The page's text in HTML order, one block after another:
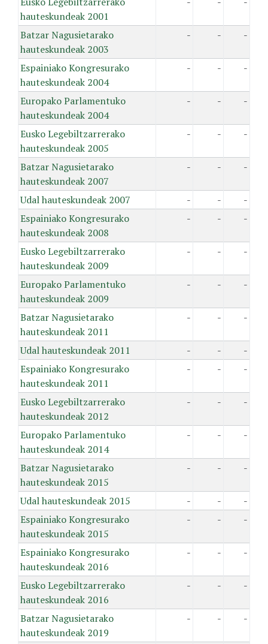
hauteskundeak 2001
Batzar Nagusietarako
hauteskundeak 2003
- - -
Espainiako Kongresurako
hauteskundeak 2004
- - -
Europako Parlamentuko
hauteskundeak 2004
- - -
Eusko Legebiltzarrerako
hauteskundeak 2005
- - -
Batzar Nagusietarako
hauteskundeak 2007
- - -
Udal hauteskundeak 2007 - -
-
Espainiako Kongresurako
hauteskundeak 2008
- - -
Eusko Legebiltzarrerako
hauteskundeak 2009
- - -
Europako Parlamentuko
hauteskundeak 2009
- - -
Batzar Nagusietarako
hauteskundeak 2011
- - -
Udal hauteskundeak 2011 - -
-
Espainiako Kongresurako
hauteskundeak 2011
- - -
Eusko Legebiltzarrerako
hauteskundeak 2012
- - -
Europako Parlamentuko
hauteskundeak 2014
- - -
Batzar Nagusietarako
hauteskundeak 2015
- - -
Udal hauteskundeak 2015 - -
-
Espainiako Kongresurako
hauteskundeak 2015
- - -
Espainiako Kongresurako
hauteskundeak 2016
- - -
Eusko Legebiltzarrerako
hauteskundeak 2016
- - -
Batzar Nagusietarako
hauteskundeak 2019
- - -